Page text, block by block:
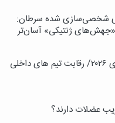
شخصی‌سازی شده سرطان:
«جهش‌های ژنتیکی» آسان‌تر
پردیس در تدارک میزبانی المپیک فناوری ۲۰۲۶/ رقابت تیم های داخلی
عضلات دارند؟